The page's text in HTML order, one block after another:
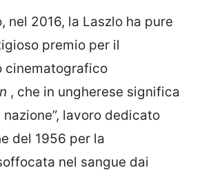
nel 2016, la Laszlo ha pure
premio per il
cinematografico
, che in ungherese significa
nazione”, lavoro dedicato
del 1956 per la
nel sangue dai